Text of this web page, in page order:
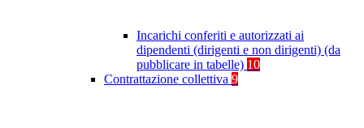
Incarichi conferiti e autorizzati ai
dipendenti (dirigenti e non dirigenti) (da
pubblicare in tabelle) 10
Contrattazione collettiva 9